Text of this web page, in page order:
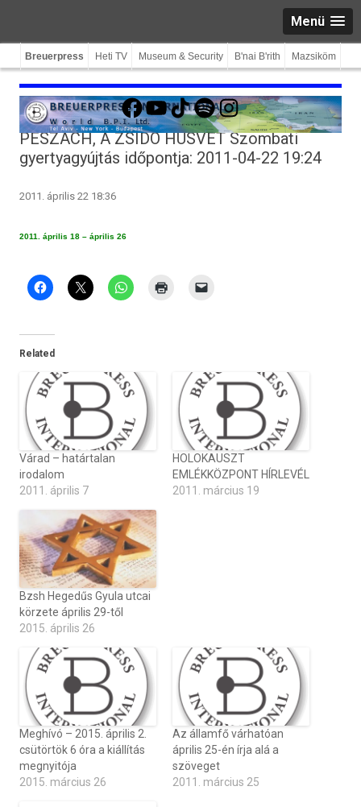
Menü
Breuerpress Heti TV Museum & Security B'nai B'rith Mazsiköm
Facebook
YouTube
TikTokSpotifyInstagram
PÉSZACH, A ZSIDÓ HÚSVÉT Szombati
gyertyagyújtás időpontja: 2011-04-22 19:24
2011. április 22 18:36
2011. április 18 – április 26
Related
Várad – határtalan
irodalom
2011. április 7
HOLOKAUSZT
EMLÉKKÖZPONT HÍRLEVÉL
2011. március 19
Bzsh Hegedűs Gyula utcai
körzete április 29-től
2015. április 26
Meghívó – 2015. április 2.
csütörtök 6 óra a kiállítás
megnyitója
2015. március 26
Az államfő várhatóan
április 25-én írja alá a
szöveget
2011. március 25